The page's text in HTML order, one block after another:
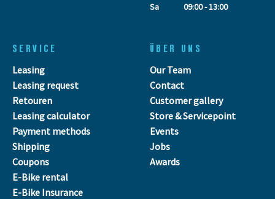
Sa
09:00 - 13:00
SERVICE
Leasing
Leasing request
Retouren
Leasing calculator
Payment methods
Shipping
Coupons
E-Bike rental
E-Bike Insurance
ÜBER UNS
Our Team
Contact
Customer gallery
Store & Servicepoint
Events
Jobs
Awards